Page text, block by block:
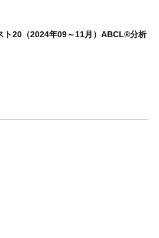
ト20（2024年09～11月）ABCL®分析